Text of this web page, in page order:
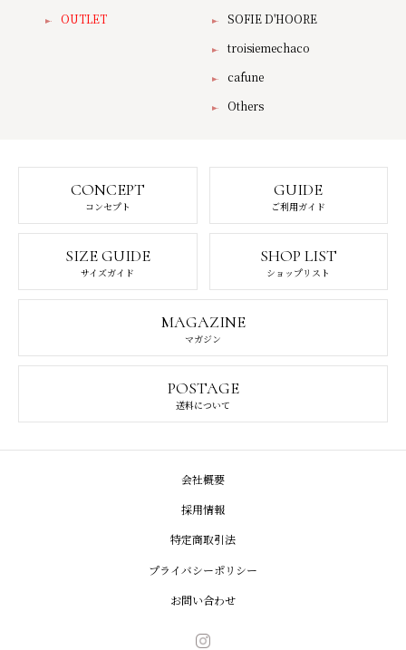
OUTLET
SOFIE D'HOORE
troisiemechaco
cafune
Others
CONCEPT
コンセプト
GUIDE
ご利用ガイド
SIZE GUIDE
サイズガイド
SHOP LIST
ショップリスト
MAGAZINE
マガジン
POSTAGE
送料について
会社概要
採用情報
特定商取引法
プライバシーポリシー
お問い合わせ